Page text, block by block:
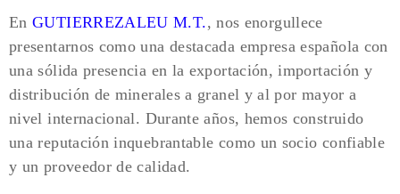
EnGUTIERREZALEU M.T., nos enorgullece
presentarnos como una destacada empresa española con
una sólida presencia en la exportación, importación y
distribución de minerales a granel y al por mayor a
nivel internacional. Durante años, hemos construido
una reputación inquebrantable como un socio confiable
y un proveedor de calidad.